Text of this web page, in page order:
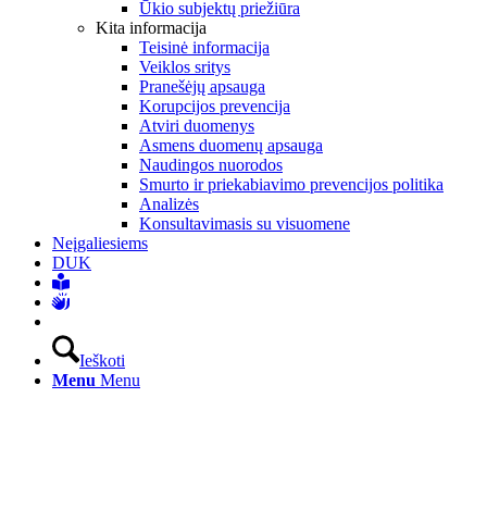
Ūkio subjektų priežiūra
Kita informacija
Teisinė informacija
Veiklos sritys
Pranešėjų apsauga
Korupcijos prevencija
Atviri duomenys
Asmens duomenų apsauga
Naudingos nuorodos
Smurto ir priekabiavimo prevencijos politika
Analizės
Konsultavimasis su visuomene
Neįgaliesiems
DUK
Ieškoti
Menu Menu